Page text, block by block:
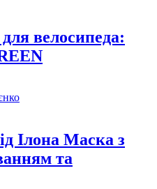
велосипеда:
Ілона Маска з
та